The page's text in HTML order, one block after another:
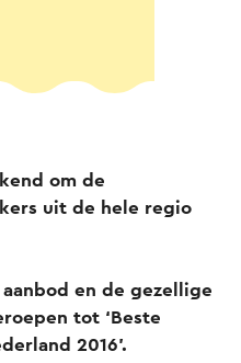
om de
uit de hele regio
en de gezellige
tot ‘Beste
2016’.